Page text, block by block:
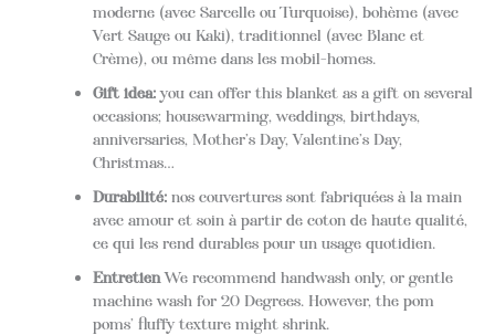
moderne (avec Sarcelle ou Turquoise), bohème (avec
Vert Sauge ou Kaki), traditionnel (avec Blanc et
Crème), ou même dans les mobil-homes.
Gift idea:you can offer this blanket as a gift on several
occasions; housewarming, weddings, birthdays,
anniversaries, Mother’s Day, Valentine’s Day,
Christmas…
Durabilité:nos couvertures sont fabriquées à la main
avec amour et soin à partir de coton de haute qualité,
ce qui les rend durables pour un usage quotidien.
EntretienWe recommend handwash only, or gentle
machine wash for 20 Degrees. However, the pom
poms’ fluffy texture might shrink.